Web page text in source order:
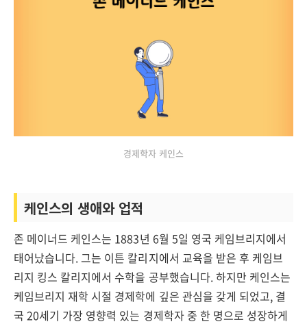
경제학자 케인스
케인스의 생애와 업적
존 메이너드 케인스는 1883년 6월 5일 영국 케임브리지에서
태어났습니다. 그는 이튼 칼리지에서 교육을 받은 후 케임브
리지 킹스 칼리지에서 수학을 공부했습니다. 하지만 케인스는
케임브리지 재학 시절 경제학에 깊은 관심을 갖게 되었고, 결
국 20세기 가장 영향력 있는 경제학자 중 한 명으로 성장하게